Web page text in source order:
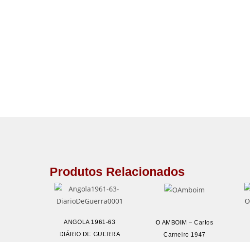
Produtos Relacionados
ANGOLA 1961-63
DIÁRIO DE GUERRA
O AMBOIM – Carlos
Carneiro 1947